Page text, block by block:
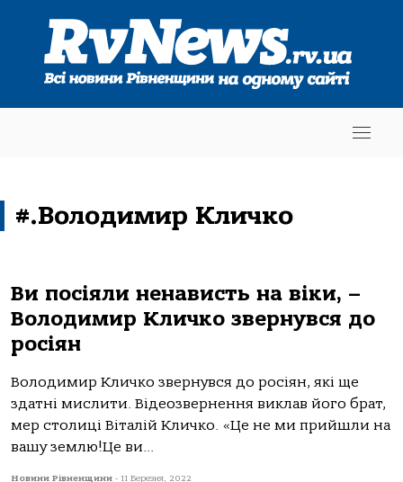
#.Володимир Кличко
Ви посіяли ненависть на віки, –
Володимир Кличко звернувся до
росіян
Володимир Кличко звернувся до росіян, які ще
здатні мислити. Відеозвернення виклав його брат,
мер столиці Віталій Кличко. «Це не ми прийшли на
вашу землю!Це ви...
Новини Рівненщини - 11 Березня, 2022